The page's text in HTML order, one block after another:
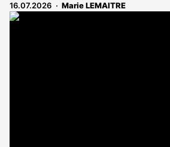
16.07.2026 Marie LEMAITRE